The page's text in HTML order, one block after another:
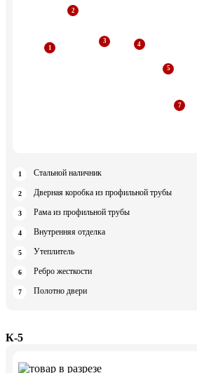
Стальной наличник
Дверная коробка из профильной трубы
Рама из профильной трубы
Внутренняя отделка
Утеплитель
Ребро жесткости
Полотно двери
К-5